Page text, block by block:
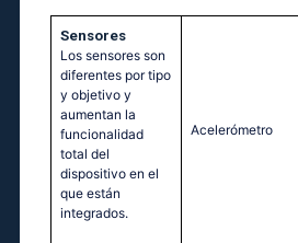
Sensores
Los sensores son
diferentes por tipo
y objetivo y
aumentan la
funcionalidad
total del
dispositivo en el
que están
integrados.
Acelerómetro